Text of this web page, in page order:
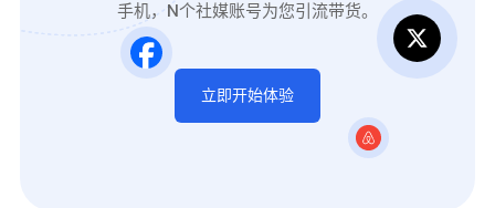
手机，N个社媒账号为您引流带货。
立即开始体验